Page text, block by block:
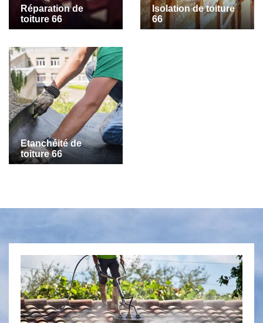
Réparation de
toiture 66
Isolation de toiture
66
Etanchéité de
toiture 66